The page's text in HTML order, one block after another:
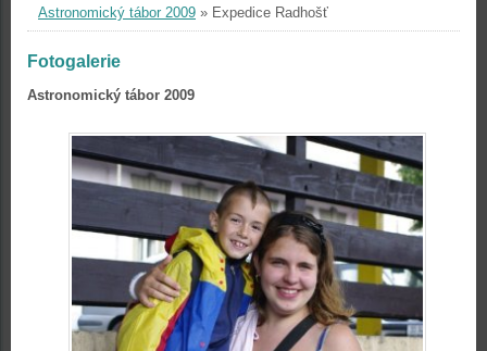
Astronomický tábor 2009 » Expedice Radhošť
Fotogalerie
Astronomický tábor 2009